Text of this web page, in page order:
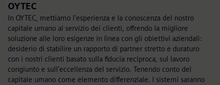
OYTEC
In OYTEC, mettiamo l'esperienza e la conoscenza del nostro
capitale umano al servizio dei clienti, offrendo la migliore
soluzione alle loro esigenze in linea con gli obiettivi aziendali:
desiderio di stabilire un rapporto di partner stretto e duraturo
con i nostri clienti basato sulla fiducia reciproca, sul lavoro
congiunto e sull'eccellenza del servizio. Tenendo conto del
capitale umano come elemento differenziale. I sistemi saranno